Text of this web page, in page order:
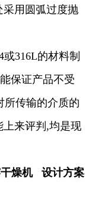
采用圆弧过度抛
或316L的材料制
保证产品不受
所传输的介质的
来评判 ,均是现
干燥机 设计方案